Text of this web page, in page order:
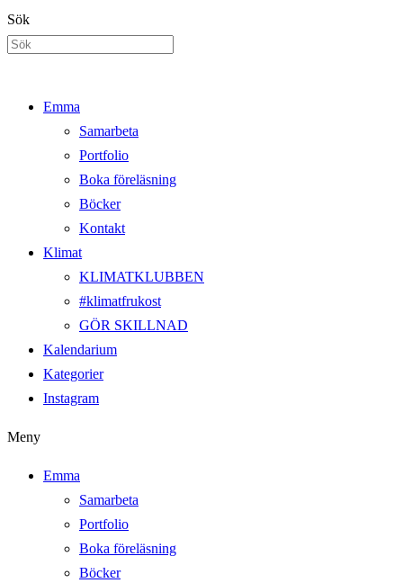
Hoppa
till
Sök
Emma
Samarbeta
Portfolio
Boka föreläsning
Böcker
Kontakt
Klimat
KLIMATKLUBBEN
#klimatfrukost
GÖR SKILLNAD
Kalendarium
Kategorier
Instagram
Meny
Emma
Samarbeta
Portfolio
Boka föreläsning
Böcker